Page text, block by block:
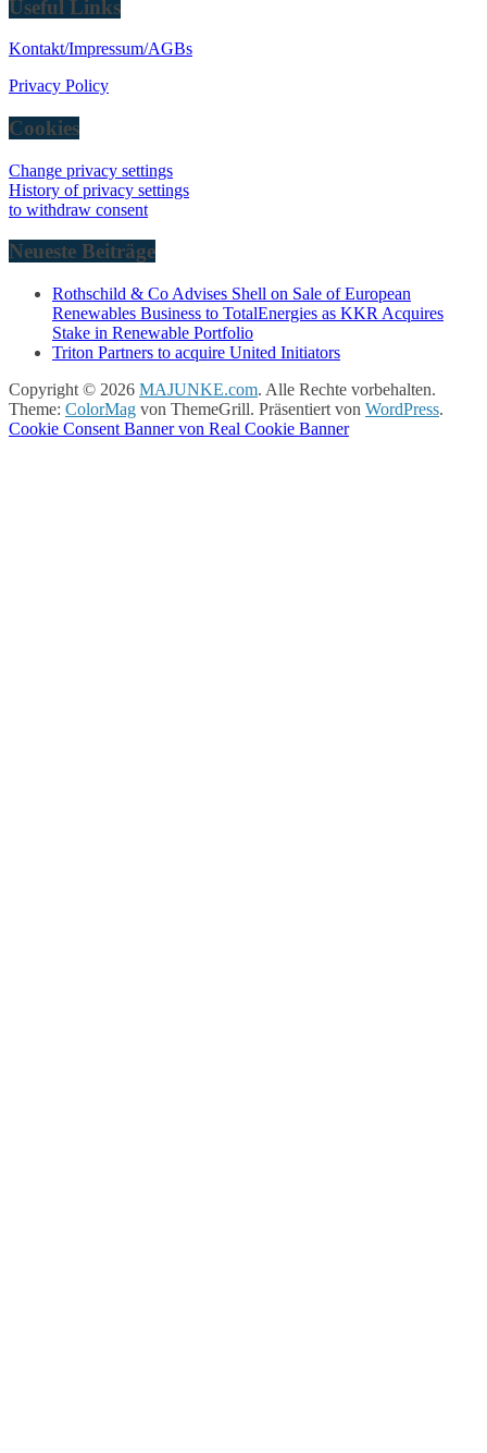
Useful Links
Kontakt/Impressum/AGBs
Privacy Policy
Cookies
Change privacy settings
History of privacy settings
to withdraw consent
Neueste Beiträge
Rothschild & Co Advises Shell on Sale of European
Renewables Business to TotalEnergies as KKR Acquires
Stake in Renewable Portfolio
Triton Partners to acquire United Initiators
Copyright © 2026 MAJUNKE.com. Alle Rechte vorbehalten.
Theme: ColorMag von ThemeGrill. Präsentiert von WordPress.
Cookie Consent Banner von Real Cookie Banner